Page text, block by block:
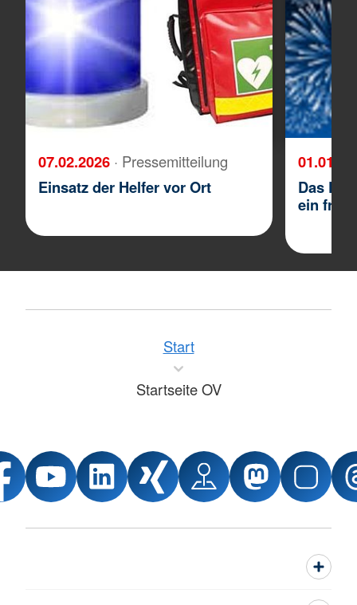
07.02.2026 · Pressemitteilung
Einsatz der Helfer vor Ort
Das
ein
Start
Startseite OV